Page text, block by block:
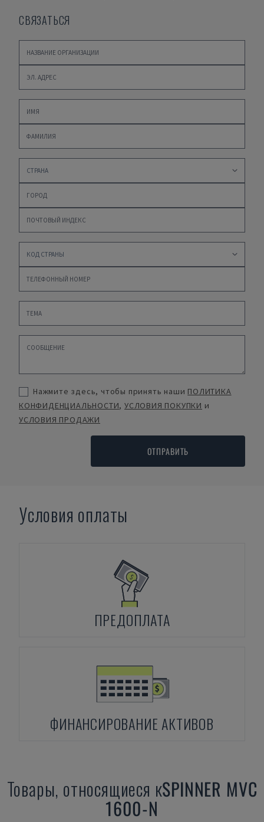
СВЯЗАТЬСЯ
Нажмите здесь, чтобы принять наши ПОЛИТИКА
КОНФИДЕНЦИАЛЬНОСТИ,УСЛОВИЯ ПОКУПКИ и
УСЛОВИЯ ПРОДАЖИ
ОТПРАВИТЬ
Условия оплаты
ПРЕДОПЛАТА
ФИНАНСИРОВАНИЕ АКТИВОВ
Товары, относящиеся кSPINNER MVC
1600-N